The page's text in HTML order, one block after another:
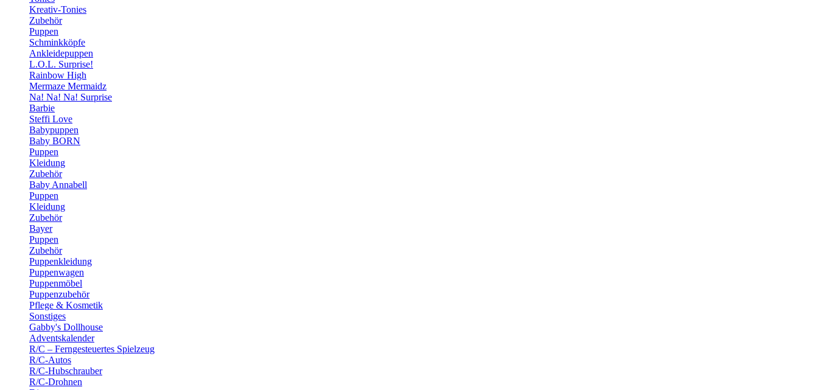
Kreativ-Tonies
Zubehör
Puppen
Schminkköpfe
Ankleidepuppen
L.O.L. Surprise!
Rainbow High
Mermaze Mermaidz
Na! Na! Na! Surprise
Barbie
Steffi Love
Babypuppen
Baby BORN
Puppen
Kleidung
Zubehör
Baby Annabell
Puppen
Kleidung
Zubehör
Bayer
Puppen
Zubehör
Puppenkleidung
Puppenwagen
Puppenmöbel
Puppenzubehör
Pflege & Kosmetik
Sonstiges
Gabby's Dollhouse
Adventskalender
R/C – Ferngesteuertes Spielzeug
R/C-Autos
R/C-Hubschrauber
R/C-Drohnen